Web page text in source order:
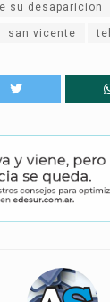
su desaparicion
san vicente